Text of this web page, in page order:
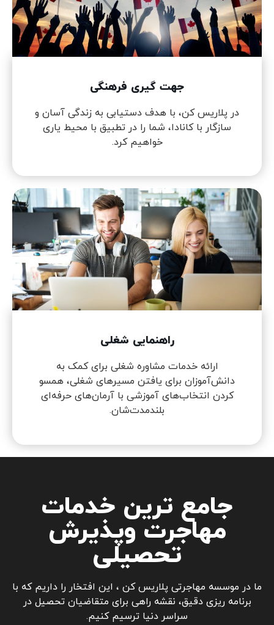
جهت گیری فرهنگی
در پلاریس کن، با هدف دستیابی به زندگی آسان و
سازگار با کانادا، شما را در تطبیق با محیط یاری
خواهیم کرد.
راهنمایی شغلی
ارائه خدمات مشاوره شغلی برای کمک به
دانش‌آموزان برای یافتن مسیرهای شغلی، همسو
کردن انتخاب‌های آموزشی با آرمان‌های حرفه‌ای
بلندمدت‌شان.
جامع ترین خدمات
مهاجرت وپذیرش
تحصیلی
ما در موسسه مهاجرتی پلاریس کن ، این افتخار را داریم که با
برنامه ریزی دقیق، نقشه راهی برای متقاضیان تحصیل در
سراسر دنیا ترسیم کنیم.